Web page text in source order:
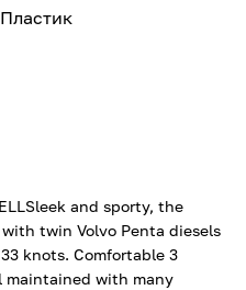
Пластик
and sporty, the
twin Volvo Penta diesels
knots. Comfortable 3
maintained with many